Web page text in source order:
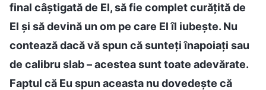
final câștigată de El, să fie complet curățită de
El și să devină un om pe care El îl iubește. Nu
contează dacă vă spun că sunteți înapoiați sau
de calibru slab – acestea sunt toate adevărate.
Faptul că Eu spun aceasta nu dovedește că